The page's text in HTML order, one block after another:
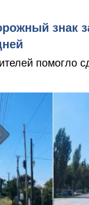
знак
помогло